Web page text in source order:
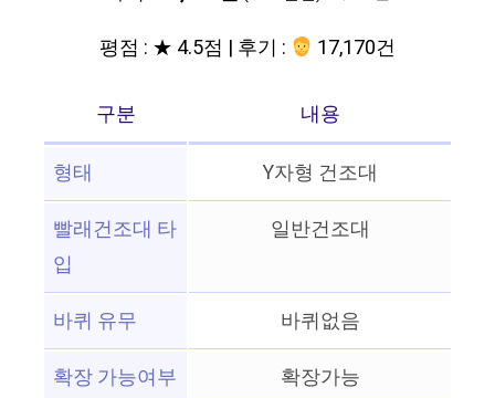
평점 : ★ 4.5점 | 후기 : 17,170건
구분
내용
형태
Y자형 건조대
빨래건조대 타
입
일반건조대
바퀴 유무
바퀴없음
확장 가능여부
확장가능